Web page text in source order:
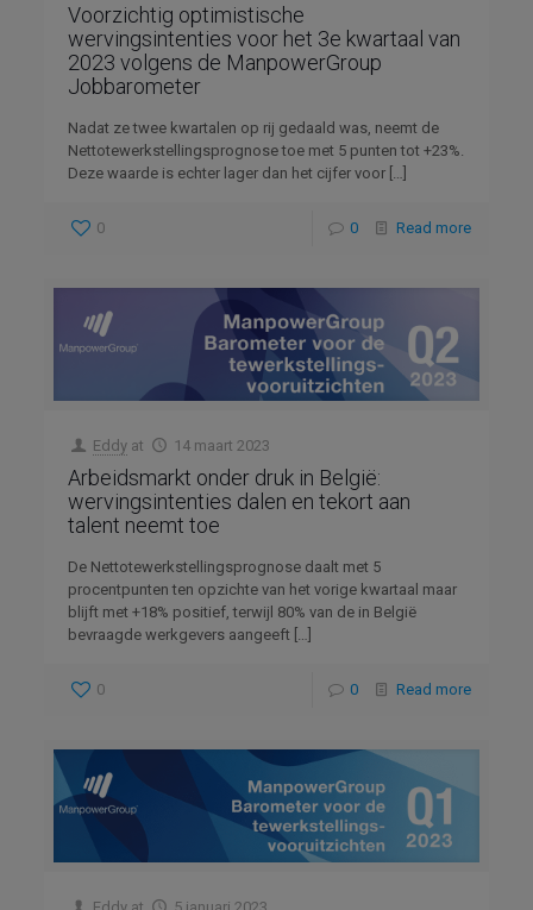
Voorzichtig optimistische
wervingsintenties voor het 3e kwartaal van
2023 volgens de ManpowerGroup
Jobbarometer
Nadat ze twee kwartalen op rij gedaald was, neemt de
Nettotewerkstellingsprognose toe met 5 punten tot +23%.
Deze waarde is echter lager dan het cijfer voor
0 0 Read more
Eddy at 14 maart 2023
Arbeidsmarkt onder druk in België:
wervingsintenties dalen en tekort aan
talent neemt toe
De Nettotewerkstellingsprognose daalt met 5
procentpunten ten opzichte van het vorige kwartaal maar
blijft met +18% positief, terwijl 80% van de in België
bevraagde werkgevers aangeeft […]
0 0 Read more